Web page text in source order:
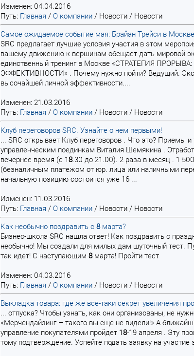
Изменен: 04.04.2016
Путь: Главная / О компании / Новости / Новости
Самое ожидаемое событие мая: Брайан Трейси в
SRC предлагает лучшие условия участия в этом
вашему движению к вершинам обещает дать мировой
единственный тренинг в Москве «СТРАТЕГИЯ
ЭФФЕКТИВНОСТИ» . Почему нужно пойти? Ведущий.
высочайшей личной эффективности....
Изменен: 21.03.2016
Путь: Главная / О компании / Новости / Новости
Клуб переговоров SRC. Узнайте о нем первыми!
... SRC открывает Клуб переговоров . Что это? Приемы
управленческим поединкам Виталия Шемякина .
вечернее время (с 18.30 до 21.00). 2 раза в месяц . 1
(безналичным платежом от юр. лица или наличными
начальную позицию состоится уже 16 ...
Изменен: 11.03.2016
Путь: Главная / О компании / Новости / Новости
Как необычно поздравить с 8марта?
Бизнес-школа SRC нашла ответ! Как поздравить с
необычно! Мы создали для милых дам шуточный тест.
так идет! С наступающим 8марта! Пройти тест
Изменен: 04.03.2016
Путь: Главная / О компании / Новости / Новости
Выкладка товара: где же все-таки секрет увеличения
... отпуска? Чтобы узнать, как они организованы, не
«Мерчендайзинг – такого вы еще не видели!» А
управление покупателями пройдет 18-19 апреля . Эту
тому подтверждение. Успейте подать заявку на участие